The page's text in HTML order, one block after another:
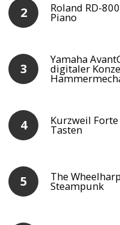
Roland RD-
Piano
Yamaha
digitaler
Kurzweil
Tasten
The
Steampunk